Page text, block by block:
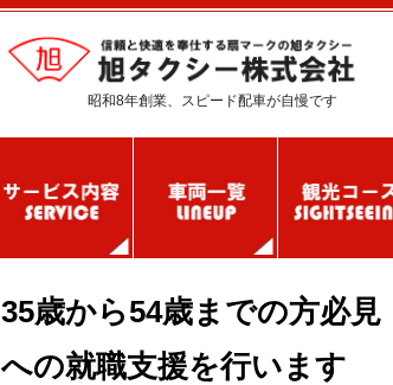
昭和8年創業、スピード配車が自慢です
35歳から54歳までの方必
への就職支援を行います